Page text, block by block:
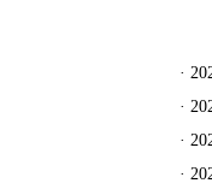
·
·
·
·